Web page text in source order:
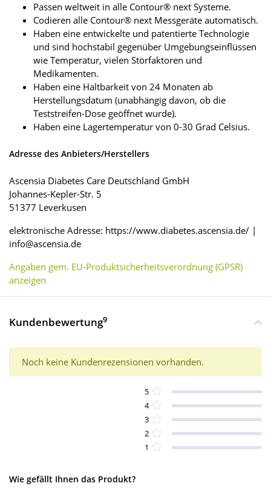
Passen weltweit in alle Contour® next Systeme.
Codieren alle Contour® next Messgeräte automatisch.
Haben eine entwickelte und patentierte Technologie
und sind hochstabil gegenüber Umgebungseinflüssen
wie Temperatur, vielen Störfaktoren und
Medikamenten.
Haben eine Haltbarkeit von 24 Monaten ab
Herstellungsdatum (unabhängig davon, ob die
Teststreifen-Dose geöffnet wurde).
Haben eine Lagertemperatur von 0-30 Grad Celsius.
Adresse des Anbieters/Herstellers
Ascensia Diabetes Care Deutschland GmbH
Johannes-Kepler-Str. 5
51377 Leverkusen
elektronische Adresse: https://www.diabetes.ascensia.de/ |
info@ascensia.de
Angaben gem. EU-Produktsicherheitsverordnung (GPSR)
anzeigen
Kundenbewertung9
Noch keine Kundenrezensionen vorhanden.
5
4
3
2
1
Wie gefällt Ihnen das Produkt?